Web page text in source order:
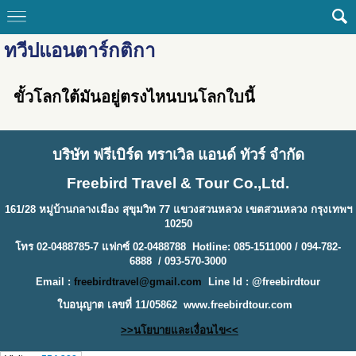
ทวีปแอนตาร์กติกา
ขั้วโลกใต้มันอยู่ตรงไหนบนโลกใบนี้
บริษัท ฟรีเบิร์ด ทราเวิล แอนด์ ทัวร์ จำกัด
Freebird Travel & Tour Co.,Ltd.
161/28 หมู่บ้านกลางเมือง สุขุมวิท 77 แขวงสวนหลวง เขตสวนหลวง กรุงเทพฯ
10250
โทร 02-0488785-7 แฟกซ์ 02-0488788 Hotline: 085-1511000 / 094-782-
6888 / 093-570-3000
Email : freebirdtravel@gmail.com
Line Id : @freebirdtour
ใบอนุญาต เลขที่ 11/05862 www.freebirdtour.com
>>นโยบายและเงื่อนไข<<